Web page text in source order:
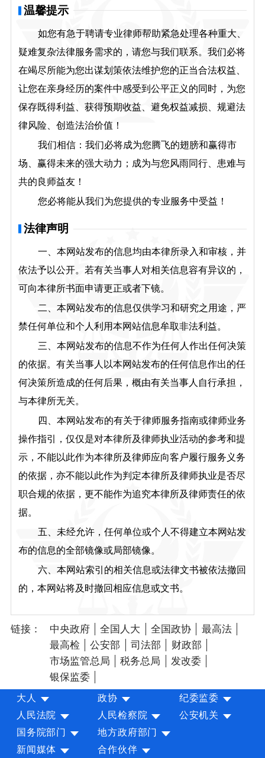
温馨提示
如您有急于聘请专业律师帮助紧急处理各种重大、
疑难复杂法律服务需求的，请您与我们联系。我们必将
在竭尽所能为您出谋划策依法维护您的正当合法权益、
让您在亲身经历的案件中感受到公平正义的同时，为您
保存既得利益、获得预期收益、避免权益减损、规避法
律风险、创造法治价值！
我们相信：我们必将成为您腾飞的翅膀和赢得市
场、赢得未来的强大动力；成为与您风雨同行、患难与
共的良师益友！
您必将能从我们为您提供的专业服务中受益！
法律声明
一、本网站发布的信息均由本律所录入和审核，并
依法予以公开。若有关当事人对相关信息容有异议的，
可向本律所书面申请更正或者下镜。
二、本网站发布的信息仅供学习和研究之用途，严
禁任何单位和个人利用本网站信息牟取非法利益。
三、本网站发布的信息不作为任何人作出任何决策
的依据。有关当事人以本网站发布的任何信息作出的任
何决策所造成的任何后果，概由有关当事人自行承担，
与本律所无关。
四、本网站发布的有关于律师服务指南或律师业务
操作指引，仅仅是对本律所及律师执业活动的参考和提
示，不能以此作为本律所及律师应向客户履行服务义务
的依据，亦不能以此作为判定本律所及律师执业是否尽
职合规的依据，更不能作为追究本律所及律师责任的依
据。
五、未经允许，任何单位或个人不得建立本网站发
布的信息的全部镜像或局部镜像。
六、本网站索引的相关信息或法律文书被依法撤回
的，本网站将及时撤回相应信息或文书。
链接： 中央政府 全国人大 全国政协
最高法
最高检
公安部 司法部
财政部
市场监管总局
税务总局
发改委
银保监委
大人 政协
纪委监委
人民法院
人民检察院
公安机关
国务院部门
地方政府部门
新闻媒体
合作伙伴